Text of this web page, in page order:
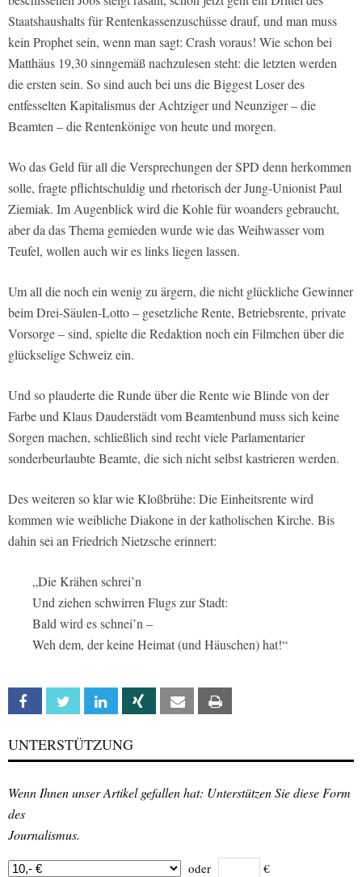
Staatshaushalts für Rentenkassenzuschüsse drauf, und man muss
kein Prophet sein, wenn man sagt: Crash voraus! Wie schon bei
Matthäus 19,30 sinngemäß nachzulesen steht: die letzten werden
die ersten sein. So sind auch bei uns die Biggest Loser des
entfesselten Kapitalismus der Achtziger und Neunziger – die
Beamten – die Rentenkönige von heute und morgen.
Wo das Geld für all die Versprechungen der SPD denn herkommen
solle, fragte pflichtschuldig und rhetorisch der Jung-Unionist Paul
Ziemiak. Im Augenblick wird die Kohle für woanders gebraucht,
aber da das Thema gemieden wurde wie das Weihwasser vom
Teufel, wollen auch wir es links liegen lassen.
Um all die noch ein wenig zu ärgern, die nicht glückliche Gewinner
beim Drei-Säulen-Lotto – gesetzliche Rente, Betriebsrente, private
Vorsorge – sind, spielte die Redaktion noch ein Filmchen über die
glückselige Schweiz ein.
Und so plauderte die Runde über die Rente wie Blinde von der
Farbe und Klaus Dauderstädt vom Beamtenbund muss sich keine
Sorgen machen, schließlich sind recht viele Parlamentarier
sonderbeurlaubte Beamte, die sich nicht selbst kastrieren werden.
Des weiteren so klar wie Kloßbrühe: Die Einheitsrente wird
kommen wie weibliche Diakone in der katholischen Kirche. Bis
dahin sei an Friedrich Nietzsche erinnert:
„Die Krähen schrei’n
Und ziehen schwirren Flugs zur Stadt:
Bald wird es schnei’n –
Weh dem, der keine Heimat (und Häuschen) hat!“
Facebook Twitter Linkedin Xing Email
UNTERSTÜTZUNG
Wenn Ihnen unser Artikel gefallen hat: Unterstützen Sie diese Form
des
Journalismus.
oder €